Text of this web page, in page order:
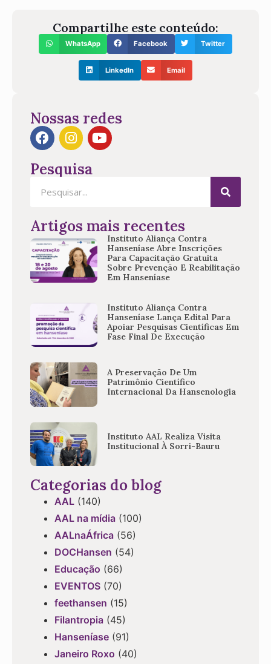
Compartilhe este conteúdo:
WhatsApp Facebook Twitter
LinkedIn Email
Nossas redes
Pesquisa
Artigos mais recentes
Instituto Aliança Contra
Hanseníase Abre Inscrições
Para Capacitação Gratuita
Sobre Prevenção E Reabilitação
Em Hanseníase
Instituto Aliança Contra
Hanseníase Lança Edital Para
Apoiar Pesquisas Científicas Em
Fase Final De Execução
A Preservação De Um
Patrimônio Científico
Internacional Da Hansenologia
Instituto AAL Realiza Visita
Institucional À Sorri-Bauru
Categorias do blog
AAL (140)
AAL na mídia (100)
AALnaÁfrica (56)
DOCHansen (54)
Educação (66)
EVENTOS (70)
feethansen (15)
Filantropia (45)
Hanseníase (91)
Janeiro Roxo (40)